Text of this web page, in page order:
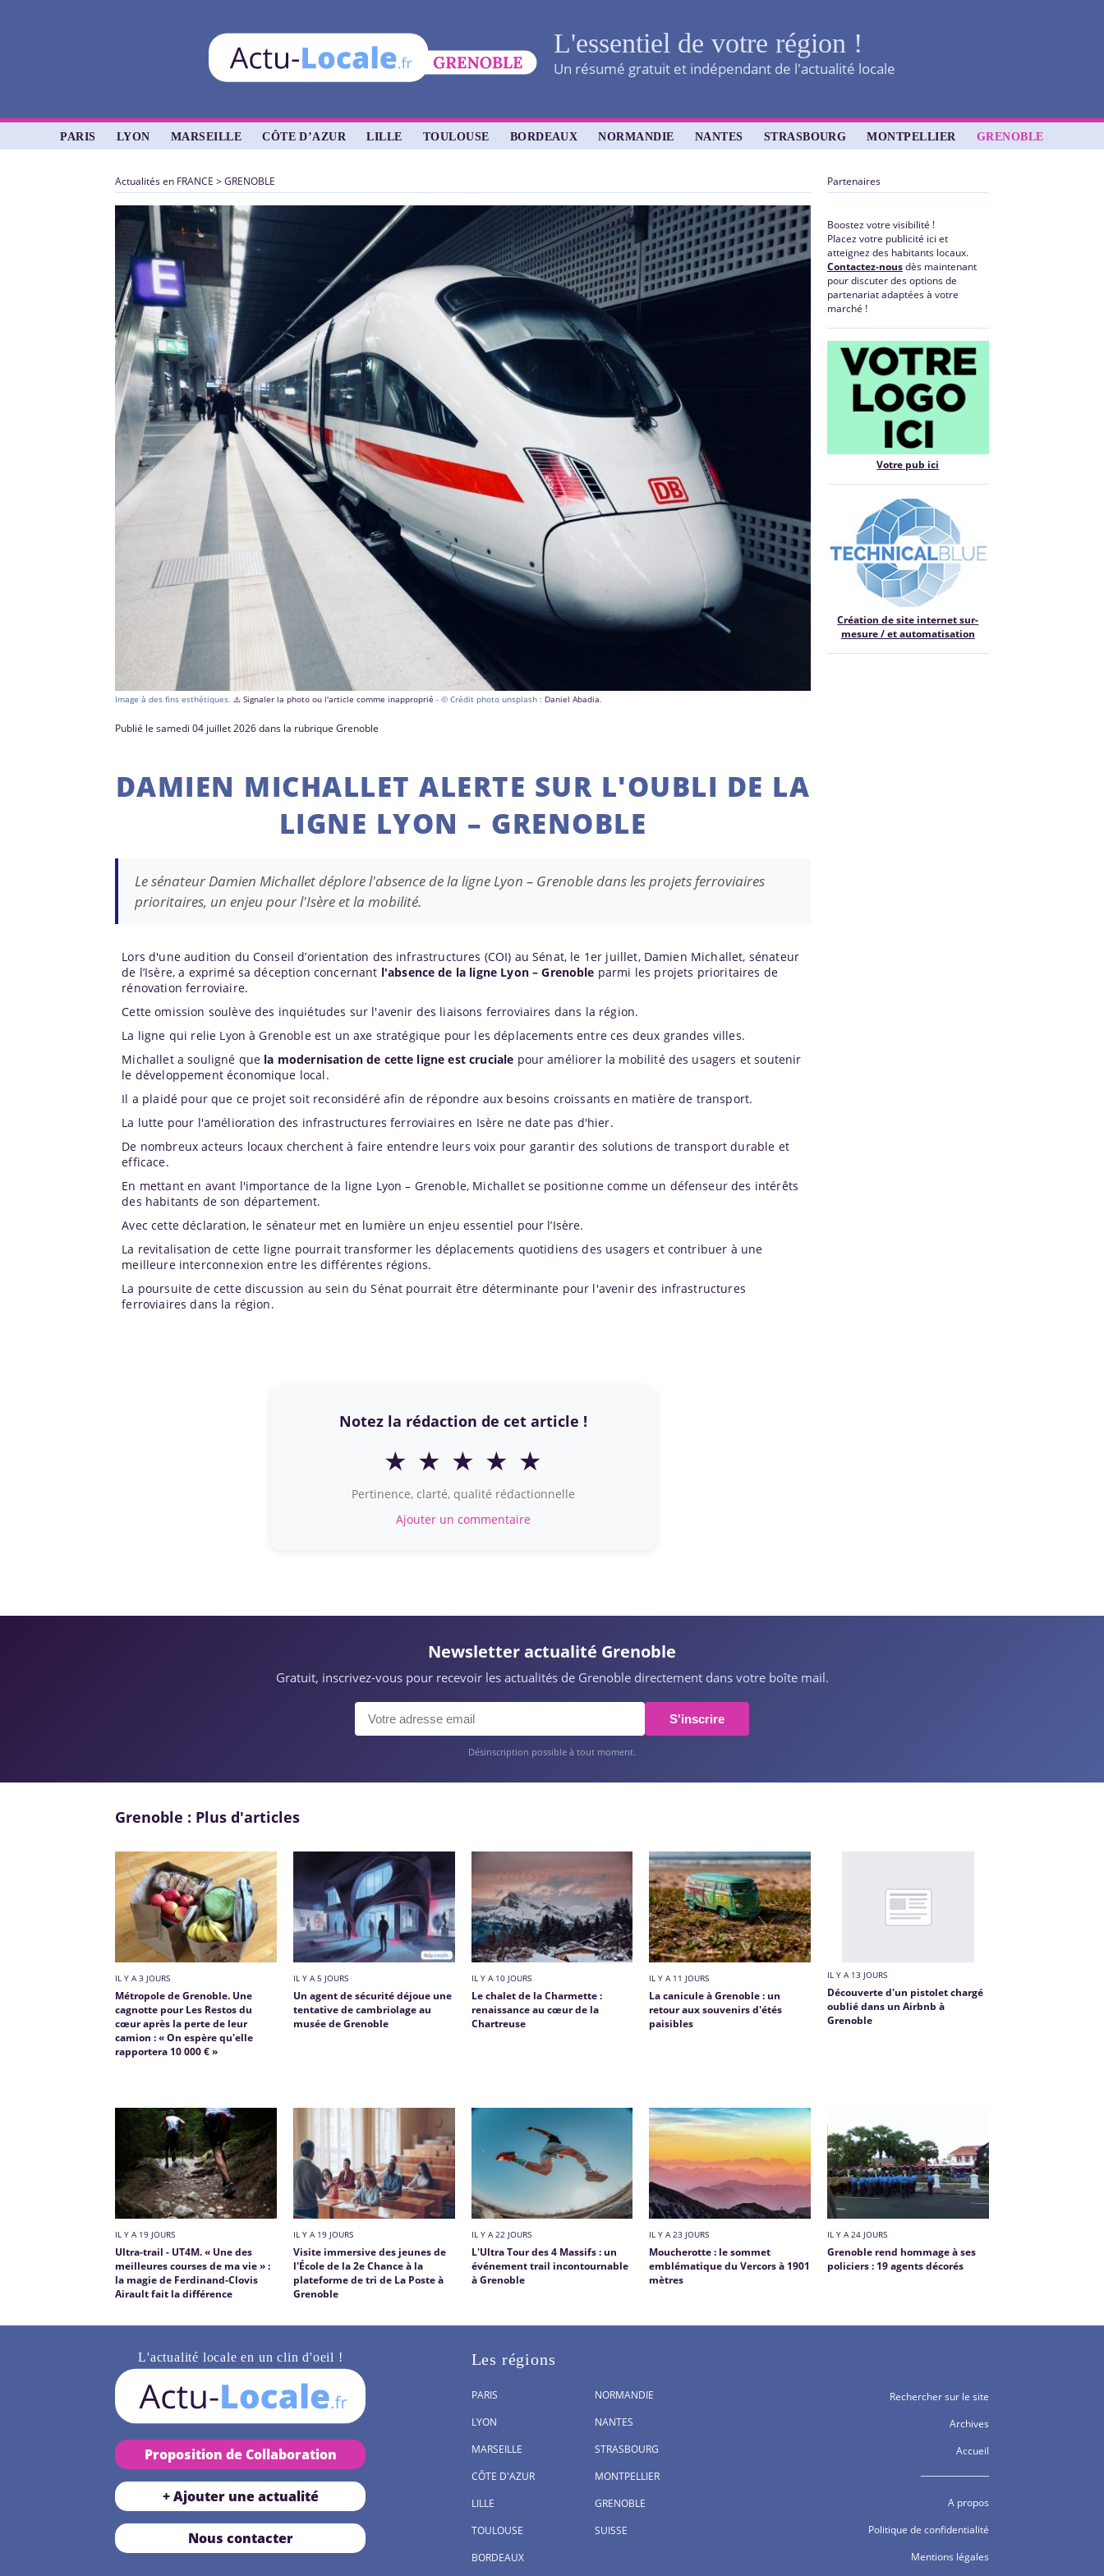
L'essentiel de votre région !
Un résumé gratuit et indépendant de l'actualité locale
PARIS LYON MARSEILLE CÔTE D’AZUR LILLE TOULOUSE BORDEAUX NORMANDIE NANTES STRASBOURG MONTPELLIER GRENOBLE
Actualités en FRANCE >GRENOBLE
Image à des fins esthétiques.⚠️ Signaler la photo ou l'article comme inapproprié - © Crédit photo unsplash : Daniel Abadia.
Publié le samedi 04 juillet 2026 dans la rubrique Grenoble
DAMIEN MICHALLET ALERTE SUR L'OUBLI DE LA
LIGNE LYON – GRENOBLE
Le sénateur Damien Michallet déplore l'absence de la ligne Lyon – Grenoble dans les projets ferroviaires
prioritaires, un enjeu pour l'Isère et la mobilité.
Lors d'une audition du Conseil d’orientation des infrastructures (COI) au Sénat, le 1er juillet, Damien Michallet, sénateur
de l’Isère, a exprimé sa déception concernant l'absence de la ligne Lyon– Grenoble parmi les projets prioritaires de
rénovation ferroviaire.
Cette omission soulève des inquiétudes sur l'avenir des liaisons ferroviaires dans la région.
La ligne qui relie Lyon à Grenoble est un axe stratégique pour les déplacements entre ces deux grandes villes.
Michallet a souligné que la modernisation de cette ligne est cruciale pour améliorer la mobilité des usagers et soutenir
le développement économique local.
Il a plaidé pour que ce projet soit reconsidéré afin de répondre aux besoins croissants en matière de transport.
La lutte pour l'amélioration des infrastructures ferroviaires en Isère ne date pas d'hier.
De nombreux acteurs locaux cherchent à faire entendre leurs voix pour garantir des solutions de transport durable et
efficace.
En mettant en avant l'importance de la ligne Lyon – Grenoble, Michallet se positionne comme un défenseur des intérêts
des habitants de son département.
Avec cette déclaration, le sénateur met en lumière un enjeu essentiel pour l’Isère.
La revitalisation de cette ligne pourrait transformer les déplacements quotidiens des usagers et contribuer à une
meilleure interconnexion entre les différentes régions.
La poursuite de cette discussion au sein du Sénat pourrait être déterminante pour l'avenir des infrastructures
ferroviaires dans la région.
Notez la rédaction de cet article !
★ ★ ★ ★ ★
Pertinence, clarté, qualité rédactionnelle
Ajouter un commentaire
Partenaires
Boostez votre visibilité !
Placez votre publicité ici et
atteignez des habitants locaux.
Contactez-nousdès maintenant
pour discuter des options de
partenariat adaptées à votre
marché !
Votre pub ici
Création de site internet sur-
mesure / et automatisation
Newsletter actualité Grenoble
Gratuit, inscrivez-vous pour recevoir les actualités de Grenoble directement dans votre boîte mail.
S'inscrire
Désinscription possible à tout moment.
Grenoble : Plus d'articles
IL Y A 3 JOURS
Métropole de Grenoble. Une
cagnotte pour Les Restos du
cœur après la perte de leur
camion : « On espère qu'elle
rapportera 10 000 € »
IL Y A 5 JOURS
Un agent de sécurité déjoue une
tentative de cambriolage au
musée de Grenoble
IL Y A 10 JOURS
Le chalet de la Charmette :
renaissance au cœur de la
Chartreuse
IL Y A 11 JOURS
La canicule à Grenoble : un
retour aux souvenirs d'étés
paisibles
IL Y A 13 JOURS
Découverte d'un pistolet chargé
oublié dans un Airbnb à
Grenoble
IL Y A 19 JOURS
Ultra-trail - UT4M. « Une des
meilleures courses de ma vie » :
la magie de Ferdinand-Clovis
Airault fait la différence
IL Y A 19 JOURS
Visite immersive des jeunes de
l'École de la 2e Chance à la
plateforme de tri de La Poste à
Grenoble
IL Y A 22 JOURS
L'Ultra Tour des 4 Massifs : un
événement trail incontournable
à Grenoble
IL Y A 23 JOURS
Moucherotte : le sommet
emblématique du Vercors à 1901
mètres
IL Y A 24 JOURS
Grenoble rend hommage à ses
policiers : 19 agents décorés
L'actualité locale en un clin d'oeil !
Proposition de Collaboration
+ Ajouter une actualité
Nous contacter
Les régions
PARIS
LYON
MARSEILLE
CÔTE D'AZUR
LILLE
TOULOUSE
BORDEAUX
NORMANDIE
NANTES
STRASBOURG
MONTPELLIER
GRENOBLE
SUISSE
Rechercher sur le site
Archives
Accueil
A propos
Politique de confidentialité
Mentions légales